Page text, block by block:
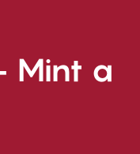
Mint a